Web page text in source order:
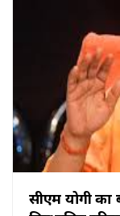
सीएम योगी